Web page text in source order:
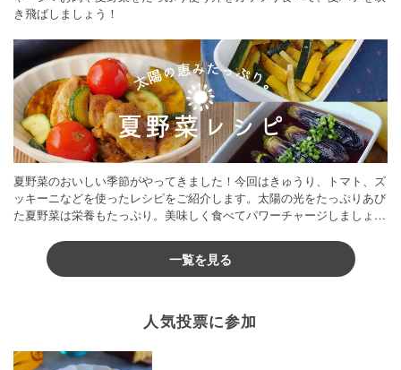
き飛ばしましょう！
夏野菜のおいしい季節がやってきました！今回はきゅうり、トマト、ズ
ッキーニなどを使ったレシピをご紹介します。太陽の光をたっぷりあび
た夏野菜は栄養もたっぷり。美味しく食べてパワーチャージしましょう
一覧を見る
人気投票に参加